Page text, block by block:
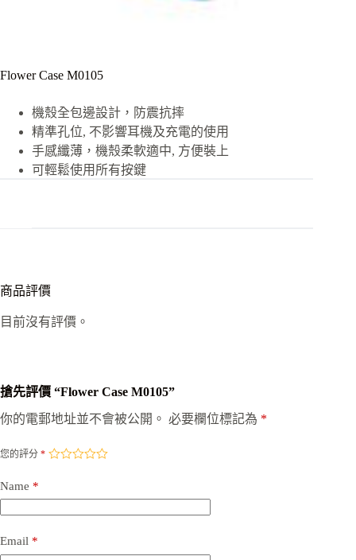
Flower Case M0105
機殼全包邊設計，防震抗摔
精準孔位, 不影響耳機及充電的使用
手感纖薄，機殼柔軟適中, 方便裝上
可輕鬆使用所有按鍵
商品評價
目前沒有評價。
搶先評價 “Flower Case M0105”
你的電郵地址並不會被公開。 必要欄位標記為 *
您的評分 *
Name *
Email *